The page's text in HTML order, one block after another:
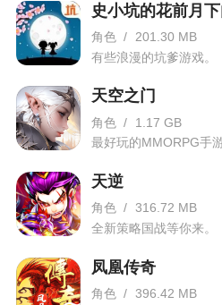
史小坑的花前月
角色 /
201.30 MB
有些浪漫的坑爹游戏。
天空之门
角色 /
1.17 GB
最好玩的MMORPG手
天逆
角色 / 316.72 MB
全新策略国战等你来。
凤凰传奇
角色 / 396.42 MB